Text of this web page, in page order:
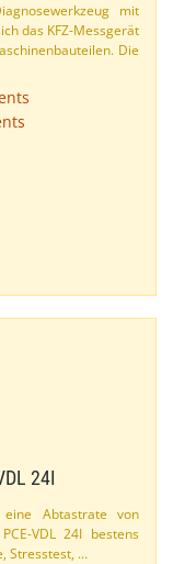
mit
das KFZ-​Messgerät
Die
24I
eine Abtastrate von
​VDL 24I bestens
Stresstest, …